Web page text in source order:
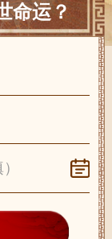
命运？